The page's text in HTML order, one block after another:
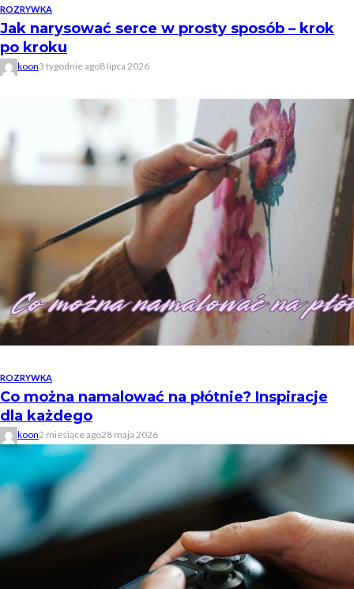
ROZRYWKA
Jak narysować serce w prosty sposób – krok
po kroku
koon3 tygodnie ago8 lipca 2026
ROZRYWKA
Co można namalować na płótnie? Inspiracje
dla każdego
koon2 miesiące ago28 maja 2026